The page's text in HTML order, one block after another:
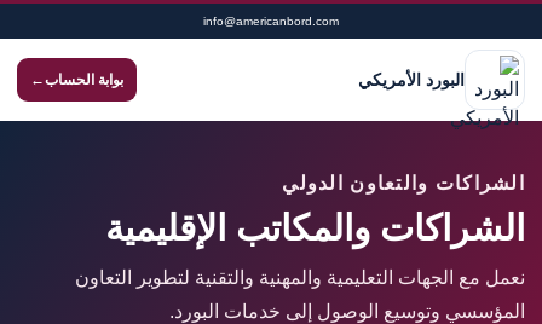
info@americanbord.com
البورد الأمريكي بوابة الحساب←
الشراكات والتعاون الدولي
الشراكات والمكاتب الإقليمية
نعمل مع الجهات التعليمية والمهنية والتقنية لتطوير التعاون
المؤسسي وتوسيع الوصول إلى خدمات البورد.